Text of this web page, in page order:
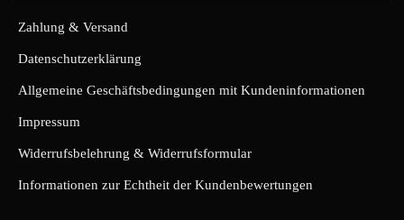
Zahlung & Versand
Datenschutzerklärung
Allgemeine Geschäftsbedingungen mit Kundeninformationen
Impressum
Widerrufsbelehrung & Widerrufsformular
Informationen zur Echtheit der Kundenbewertungen